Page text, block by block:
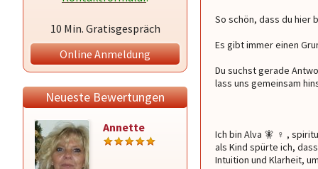
10 Min. Gratisgespräch
Online Anmeldung
Neueste Bewertungen
Annette Gipsy
So schön, dass du hier
Es gibt immer einen
Du suchst gerade
lass uns gemeinsam
Ich bin Alva 🧚 ‍♀ ️,
als Kind spürte ich,
Intuition und Klarheit,